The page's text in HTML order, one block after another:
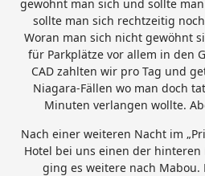
gewöhnt man sich und sollte
sollte man sich rechtzeitig
Woran man sich nicht gewöhnt
für Parkplätze vor allem in den
CAD zahlten wir pro Tag und
Niagara-Fällen wo man doch
Minuten verlangen wollte.
Nach einer weiteren Nacht im
Hotel bei uns einen der
ging es weitere nach Mabou.